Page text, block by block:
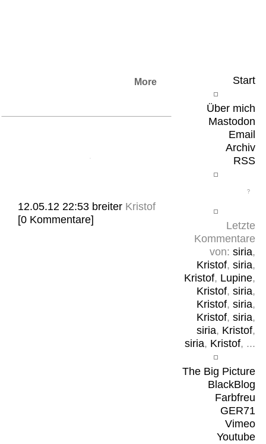
Start
Über mich
Mastodon
Email
Archiv
RSS
Letzte
Kommentare
von: siria,
Kristof, siria,
Kristof, Lupine,
Kristof, siria,
Kristof, siria,
Kristof, siria,
siria, Kristof,
siria, Kristof, ...
The Big Picture
BlackBlog
Farbfreu
GER71
Vimeo
Youtube
More
12.05.12 22:53 breiter Kristof
[0 Kommentare]